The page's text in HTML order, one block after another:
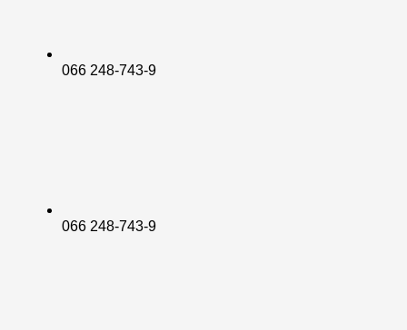
066 248-743-9
066 248-743-9